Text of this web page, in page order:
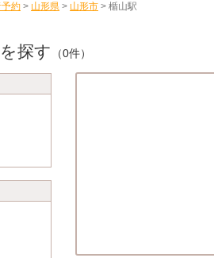
約 > 山形県 > 山形市 > 楯山駅
探す （0件）